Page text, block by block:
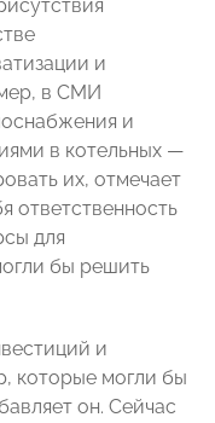
и
в СМИ
и
в котельных —
их, отмечает
ответственность
для
бы решить
и
которые могли бы
он. Сейчас